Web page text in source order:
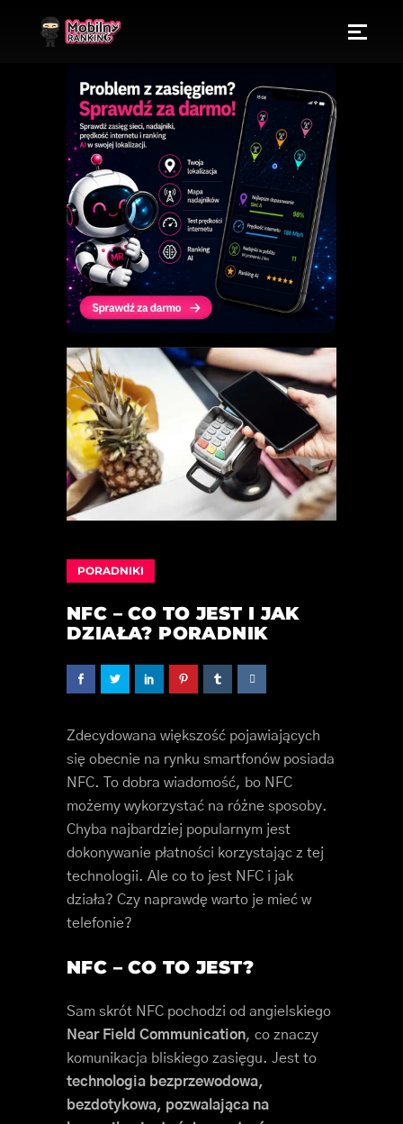
PORADNIKI
NFC – CO TO JEST I JAK
DZIAŁA? PORADNIK
Zdecydowana większość pojawiających
się obecnie na rynku smartfonów posiada
NFC. To dobra wiadomość, bo NFC
możemy wykorzystać na różne sposoby.
Chyba najbardziej popularnym jest
dokonywanie płatności korzystając z tej
technologii. Ale co to jest NFC i jak
działa? Czy naprawdę warto je mieć w
telefonie?
NFC – CO TO JEST?
Sam skrót NFC pochodzi od angielskiego
Near Field Communication, co znaczy
komunikacja bliskiego zasięgu. Jest to
technologia bezprzewodowa,
bezdotykowa, pozwalająca na